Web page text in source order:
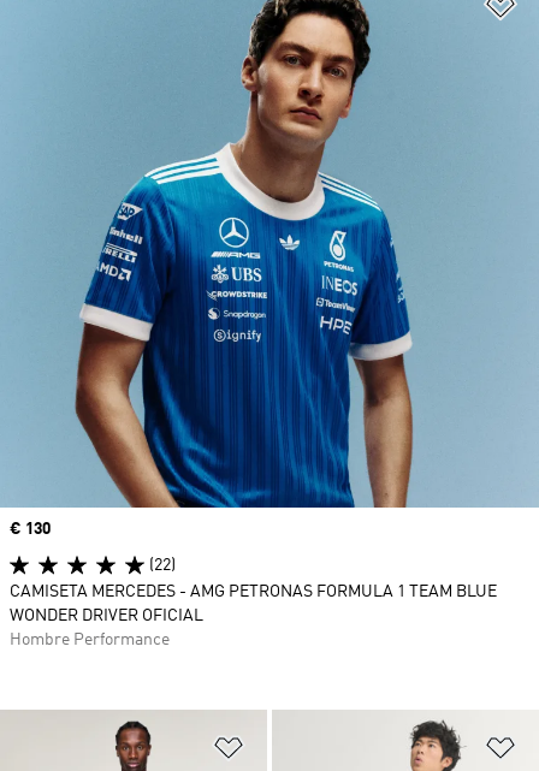
Añadir a la lista de deseos
Precio
€ 130
(22)
CAMISETA MERCEDES - AMG PETRONAS FORMULA 1 TEAM BLUE
WONDER DRIVER OFICIAL
Hombre Performance